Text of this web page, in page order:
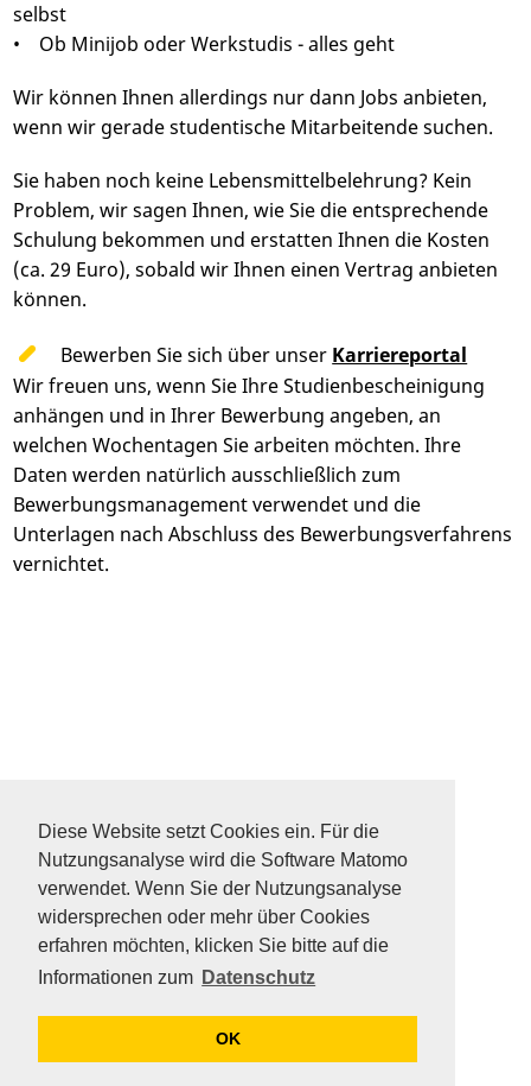
Diese Website setzt Cookies ein. Für die
Nutzungsanalyse wird die Software Matomo
verwendet. Wenn Sie der Nutzungsanalyse
widersprechen oder mehr über Cookies
erfahren möchten, klicken Sie bitte auf die
Informationen zum Datenschutz
OK
selbst
• Ob Minijob oder Werkstudis - alles geht
Wir können Ihnen allerdings nur dann Jobs anbieten,
wenn wir gerade studentische Mitarbeitende suchen.
Sie haben noch keine Lebensmittelbelehrung? Kein
Problem, wir sagen Ihnen, wie Sie die entsprechende
Schulung bekommen und erstatten Ihnen die Kosten
(ca. 29 Euro), sobald wir Ihnen einen Vertrag anbieten
können.
Bewerben Sie sich über unser Karriereportal
Wir freuen uns, wenn Sie Ihre Studienbescheinigung
anhängen und in Ihrer Bewerbung angeben, an
welchen Wochentagen Sie arbeiten möchten. Ihre
Daten werden natürlich ausschließlich zum
Bewerbungsmanagement verwendet und die
Unterlagen nach Abschluss des Bewerbungsverfahrens
vernichtet.
SITEMAP
FAQ
KONTAKT
IMPRESSUM